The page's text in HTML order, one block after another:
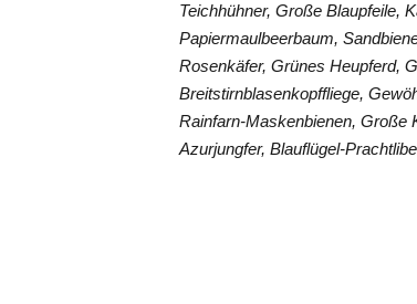
Teichhühner, Große Blaupfeile,
Papiermaulbeerbaum,
Rosenkäfer, Grünes Heupferd,
Breitstirnblasenkopffliege,
Rainfarn-Maskenbienen, Große
Azurjungfer, Blauflügel-